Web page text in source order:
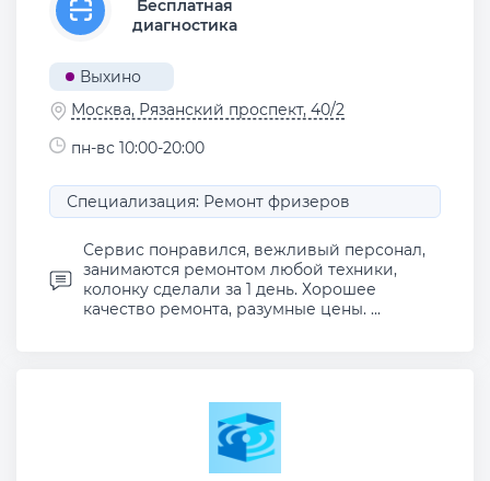
Бесплатная
диагностика
Выхино
Москва, Рязанский проспект, 40/2
пн-вс 10:00-20:00
Специализация: Ремонт фризеров
Сервис понравился, вежливый персонал,
занимаются ремонтом любой техники,
колонку сделали за 1 день. Хорошее
качество ремонта, разумные цены. ...